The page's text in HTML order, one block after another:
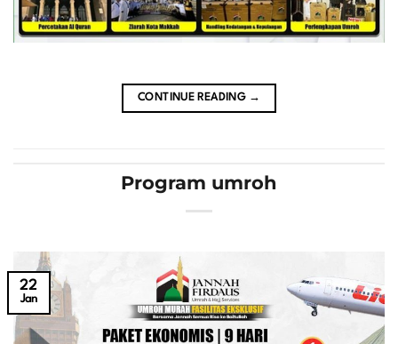
CONTINUE READING →
Program umroh
22
Jan